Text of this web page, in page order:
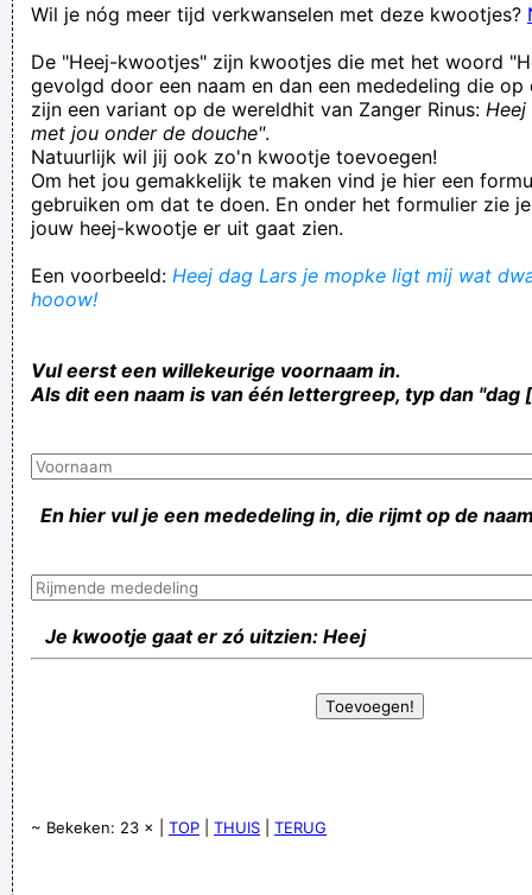
Wil je nóg meer tijd verkwanselen met deze kwootjes?
De "Heej-kwootjes" zijn kwootjes die met het woord
gevolgd door een naam en dan een mededeling die op
zijn een variant op de wereldhit van Zanger Rinus:
met jou onder de douche".
Natuurlijk wil jij ook zo'n kwootje toevoegen!
Om het jou gemakkelijk te maken vind je hier een
gebruiken om dat te doen. En onder het formulier zie
jouw heej-kwootje er uit gaat zien.
Een voorbeeld: Heej dag Lars je mopke ligt mij wat
hooow!
Vul eerst een willekeurige voornaam in.
Als dit een naam is van één lettergreep, typ dan "dag
En hier vul je een mededeling in, die rijmt op de
Je kwootje gaat er zó uitzien: Heej
~ Bekeken: 23 × | TOP THUIS TERUG